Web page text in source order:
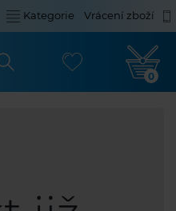
Kategorie Vrácení zboží
0